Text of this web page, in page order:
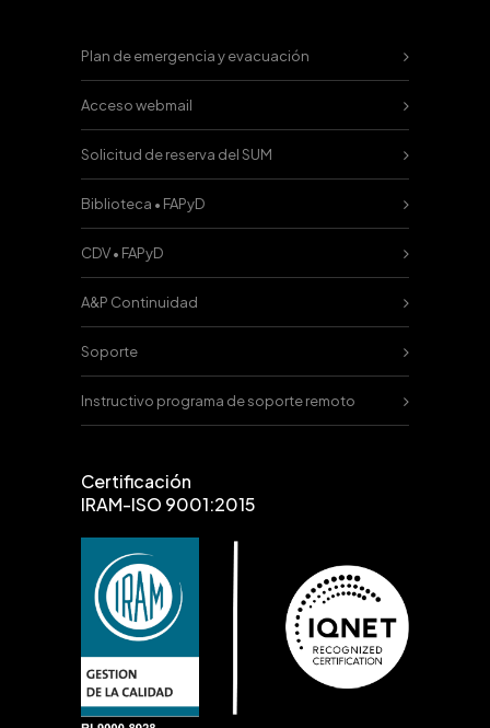
Plan de emergencia y evacuación
Acceso webmail
Solicitud de reserva del SUM
Biblioteca • FAPyD
CDV • FAPyD
A&P Continuidad
Soporte
Instructivo programa de soporte remoto
Certificación
IRAM-ISO 9001:2015